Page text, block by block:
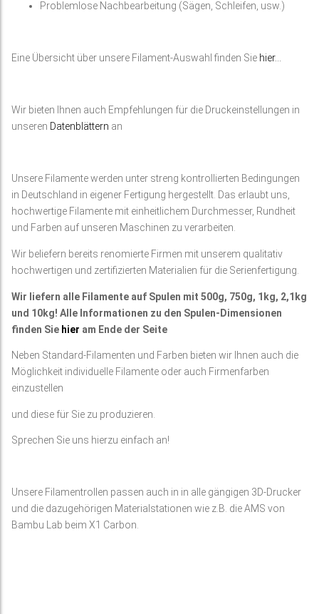
Problemlose Nachbearbeitung (Sägen, Schleifen, usw.)
Eine Übersicht über unsere Filament-Auswahl finden Sie hier…
Wir bieten Ihnen auch Empfehlungen für die Druckeinstellungen in
unseren Datenblättern an
Unsere Filamente werden unter streng kontrollierten Bedingungen
in Deutschland in eigener Fertigung hergestellt. Das erlaubt uns,
hochwertige Filamente mit einheitlichem Durchmesser, Rundheit
und Farben auf unseren Maschinen zu verarbeiten.
Wir beliefern bereits renomierte Firmen mit unserem qualitativ
hochwertigen und zertifizierten Materialien für die Serienfertigung.
Wir liefern alle Filamente auf Spulen mit 500g, 750g, 1kg, 2,1kg
und 10kg! Alle Informationen zu den Spulen-Dimensionen
finden Sie hier am Ende der Seite
Neben Standard-Filamenten und Farben bieten wir Ihnen auch die
Möglichkeit individuelle Filamente oder auch Firmenfarben
einzustellen
und diese für Sie zu produzieren.
Sprechen Sie uns hierzu einfach an!
Unsere Filamentrollen passen auch in in alle gängigen 3D-Drucker
und die dazugehörigen Materialstationen wie z.B. die AMS von
Bambu Lab beim X1 Carbon.